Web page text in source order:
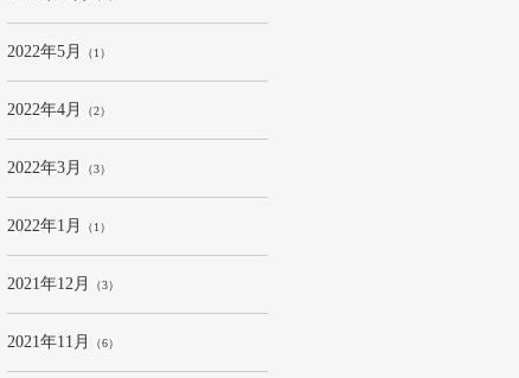
2022年5月 （1）
2022年4月 （2）
2022年3月 （3）
2022年1月 （1）
2021年12月 （3）
2021年11月 （6）